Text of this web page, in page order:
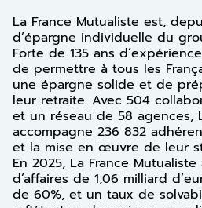
La France Mutualiste est,
d’épargne individuelle du
Forte de 135 ans
de permettre à tous les
une épargne solide et de
leur retraite. Avec 504
et un réseau de 58 agences,
accompagne 236 832
et la mise en œuvre de leur
En 2025, La France
d’affaires de 1,06 milliard
de 60%, et un taux de